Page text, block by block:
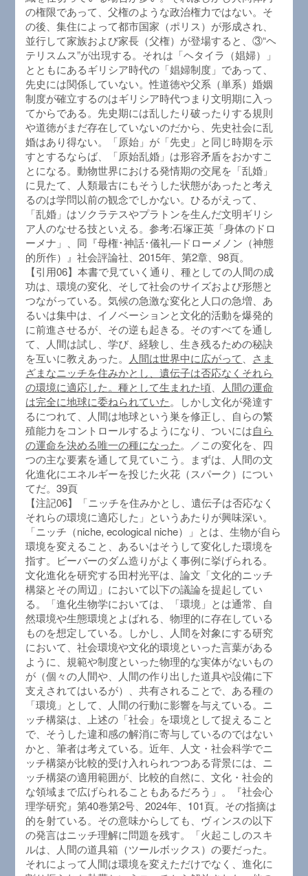
の権限であって、父権のような政治権力ではない。そ
の後、集住によって都市国家（ポリス）が形成され、
並行して家族および家長（父権）が登場すると、③“ヘ
テリスムス”が出現する。それは「ヘタイラ（娼婦）」
とともにあるギリシア時代の「娼婦制度」であって、
先史には関係していない。性道徳や父系（単系）婚姻
制度が確立するのはギリシア時代つまり文明期に入っ
てからである。先史期には乱したり破ったりする規則
や道徳がまだ存在していないのだから、先史社会に乱
婚はあり得ない。「原始」が「先史」と同じ時期を示
すとするならば、「原始乱婚」は形容矛盾をおかすこ
とになる。動物世界における発情期の交尾を「乱婚」
に見たて、人類最古にもそうした状態があったと考え
るのは学問以前の観念でしかない。ひるがえって、
「乱婚」はソクラテスやプラトンを生んだ文明ギリシ
ア人のなせる技といえる。参考:石塚正英「身体のドロ
ーメナ」、同『母権･神話･儀礼―ドローメノン（神態
的所作）』社会評論社、2015年、第2章、98頁。
【引用06】本書で見ていく通り、種としての人間の成
功は、環境の変化、そして社会のサイズおよび形態と
つながっている。気候の急激な変化と人口の急増、あ
るいは集中は、イノベーションと文化的活動を爆発的
に前進させるが、その逆も起きる。そのすべてを通し
て、人間は試し、学び、経験し、生き残るための秘訣
を互いに教えあった。
人間は世界中に広がって
さま
ざまなニッチを住みかとし、遺伝子は否応なくそれら
の環境に適応した。種として生まれた頃
人間の運命
は完全に地球に委ねられていた。しかし文化が発達す
るにつれて、人間は地球という巣を修正し、自らの繁
殖能力をコントロールするようになり、ついには自ら
の運命を決める唯一の種になった。／この変化を、四
つの主な要素を通して見ていこう。まずは、人間の文
化進化にエネルギーを投じた火花（スパーク）につい
てだ。39頁
【注記06】「ニッチを住みかとし、遺伝子は否応なく
それらの環境に適応した」というあたりが興味深い。
「ニッチ（niche, ecological niche）」とは、生物が自ら
環境を変えること、あるいはそうして変化した環境を
指す。ビーバーのダム造りがよく事例に挙げられる。
文化進化を研究する田村光平は、論文「文化的ニッチ
構築とその周辺」において以下の議論を提起してい
る。「進化生物学においては、「環境」とは通常、自
然環境や生態環境とよばれる、物理的に存在している
ものを想定している。しかし、人間を対象にする研究
において、社会環境や文化的環境といった言葉がある
ように、規範や制度といった物理的な実体がないもの
が（個々の人間や、人間の作り出した道具や設備に下
支えされてはいるが）、共有されることで、ある種の
「環境」として、人間の行動に影響を与えている。ニ
ッチ構築は、上述の「社会」を環境として捉えること
で、そうした違和感の解消に寄与しているのではない
かと、筆者は考えている。近年、人文・社会科学でニ
ッチ構築が比較的受け入れられつつある背景には、ニ
ッチ構築の適用範囲が、比較的自然に、文化・社会的
な領域まで広げられることもあるだろう」。『社会心
理学研究』第40巻第2号、2024年、101頁。その指摘は
的を射ている。その意味からしても、ヴィンスの以下
の発言はニッチ理解に問題を残す。「火起こしのスキ
ルは、人間の道具箱（ツールボックス）の要だった。
それによって人間は環境を変えただけでなく、進化に